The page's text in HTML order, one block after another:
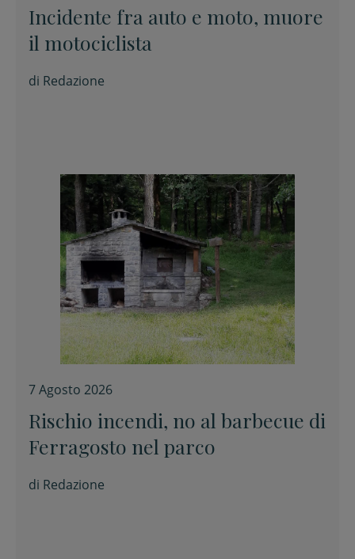
Incidente fra auto e moto, muore
il motociclista
di Redazione
7 Agosto 2026
Rischio incendi, no al barbecue di
Ferragosto nel parco
di Redazione